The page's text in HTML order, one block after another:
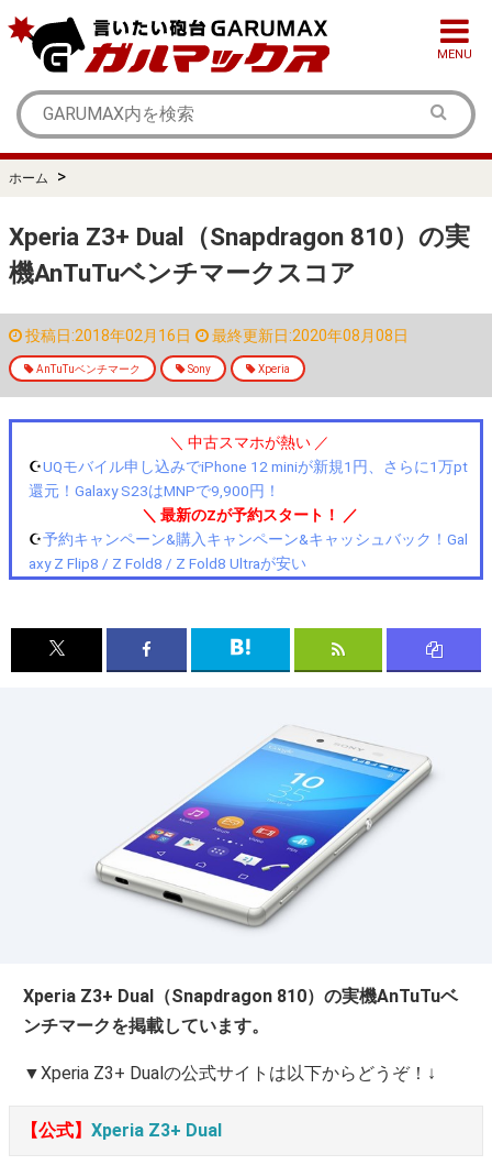
MENU
ホーム >
Xperia Z3+ Dual（Snapdragon 810）の実
機AnTuTuベンチマークスコア
投稿日:2018年02月16日 最終更新日:2020年08月08日
AnTuTuベンチマーク Sony Xperia
＼ 中古スマホが熱い ／
☪️UQモバイル申し込みでiPhone 12 miniが新規1円、さらに1万pt
還元！Galaxy S23はMNPで9,900円！
＼ 最新のZが予約スタート！ ／
☪️予約キャンペーン&購入キャンペーン&キャッシュバック！Gal
axy Z Flip8 / Z Fold8 / Z Fold8 Ultraが安い
Xperia Z3+ Dual（Snapdragon 810）の実機AnTuTuベ
ンチマークを掲載しています。
▼Xperia Z3+ Dualの公式サイトは以下からどうぞ！↓
【公式】 Xperia Z3+ Dual